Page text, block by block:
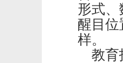
形式
醒目位
样。
教育